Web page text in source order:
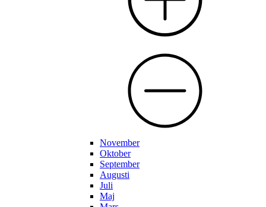
November
Oktober
September
Augusti
Juli
Maj